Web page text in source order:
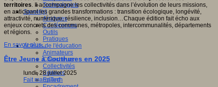
Technologies
Savoir(s)
Analyses
Conférences
Outils
Pratiques
Acteurs de l'éducation
Animateurs
Chercheurs
Collectivités
Editeurs
EdTech
territoires. Il accompagne les collectivités dans l’évolution de leurs missions,
en anticipant les grandes transformations : transition écologique, longévité,
attractivité, numérique, résilience, inclusion…Chaque édition fait écho aux
enjeux concrets des communes, métropoles, intercommunalités, départements
et régions.
En savoir plus...
Être Jeune à Couthures en 2025
lundi, 28 juillet 2025
Fait marquant